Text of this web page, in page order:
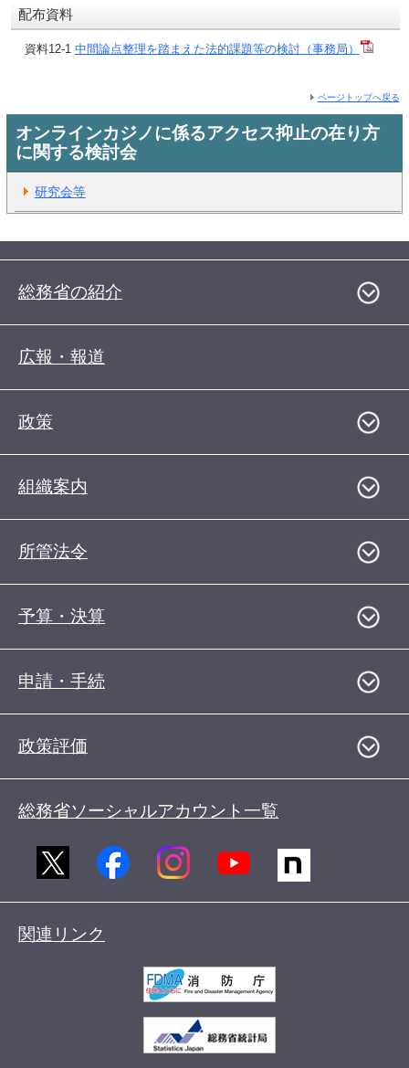
配布資料
資料12-1 中間論点整理を踏まえた法的課題等の検討（事務局）
ページトップへ戻る
オンラインカジノに係るアクセス抑止の在り方
に関する検討会
研究会等
総務省の紹介
広報・報道
政策
組織案内
所管法令
予算・決算
申請・手続
政策評価
総務省ソーシャルアカウント一覧
関連リンク